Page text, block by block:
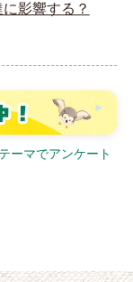
影響する？
ーマでアンケート